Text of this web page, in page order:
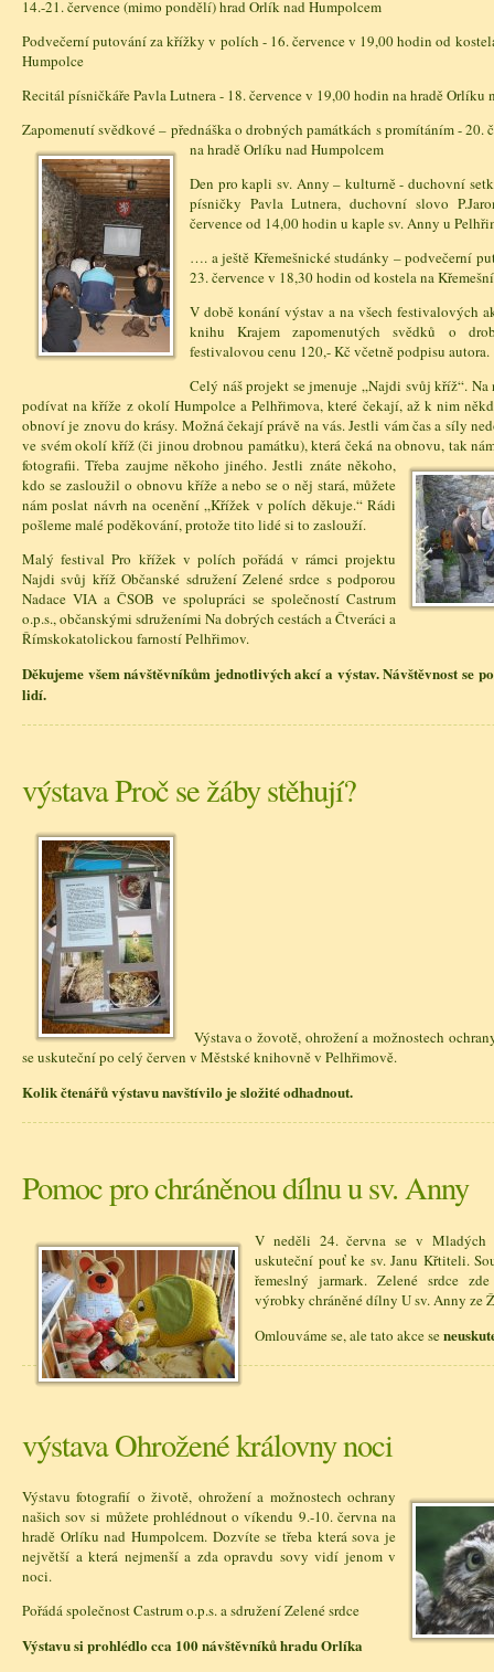
14.-21. července (mimo pondělí) hrad Orlík nad Humpolcem
Podvečerní putování za křížky v polích - 16. července v 19,00 hodin od
Humpolce
Recitál písničkáře Pavla Lutnera - 18. července v 19,00 hodin na hradě Orlíku
Zapomenutí svědkové – přednáška o drobných památkách s promítáním - 20.
na hradě Orlíku nad Humpolcem
Den pro kapli sv. Anny – kulturně - duchovní
písničky Pavla Lutnera, duchovní slovo
července od 14,00 hodin u kaple sv. Anny u
…. a ještě Křemešnické studánky – podvečerní
23. července v 18,30 hodin od kostela na
V době konání výstav a na všech festivalových
knihu Krajem zapomenutých svědků o
festivalovou cenu 120,- Kč včetně podpisu autora.
Celý náš projekt se jmenuje „Najdi svůj kříž“. Na
podívat na kříže z okolí Humpolce a Pelhřimova, které čekají, až k nim
obnoví je znovu do krásy. Možná čekají právě na vás. Jestli vám čas a síly
ve svém okolí kříž (či jinou drobnou památku), která čeká na obnovu, tak
fotografii. Třeba zaujme někoho jiného. Jestli znáte někoho,
kdo se zasloužil o obnovu kříže a nebo se o něj stará, můžete
nám poslat návrh na ocenění „Křížek v polích děkuje.“ Rádi
pošleme malé poděkování, protože tito lidé si to zaslouží.
Malý festival Pro křížek v polích pořádá v rámci projektu
Najdi svůj kříž Občanské sdružení Zelené srdce s podporou
Nadace VIA a ČSOB ve spolupráci se společností Castrum
o.p.s., občanskými sdruženími Na dobrých cestách a Čtveráci a
Římskokatolickou farností Pelhřimov.
Děkujeme všem návštěvníkům jednotlivých akcí a výstav. Návštěvnost se
lidí.
výstava Proč se žáby stěhují?
Výstava o žovotě, ohrožení a možnostech
se uskuteční po celý červen v Městské knihovně v Pelhřimově.
Kolik čtenářů výstavu navštívilo je složité odhadnout.
Pomoc pro chráněnou dílnu u sv. Anny
V neděli 24. června se v Mladých
uskuteční pouť ke sv. Janu Křtiteli.
řemeslný jarmark. Zelené srdce
výrobky chráněné dílny U sv. Anny ze
Omlouváme se, ale tato akce se
výstava Ohrožené královny noci
Výstavu fotografií o životě, ohrožení a možnostech ochrany
našich sov si můžete prohlédnout o víkendu 9.-10. června na
hradě Orlíku nad Humpolcem. Dozvíte se třeba která sova je
největší a která nejmenší a zda opravdu sovy vidí jenom v
noci.
Pořádá společnost Castrum o.p.s. a sdružení Zelené srdce
Výstavu si prohlédlo cca 100 návštěvníků hradu Orlíka